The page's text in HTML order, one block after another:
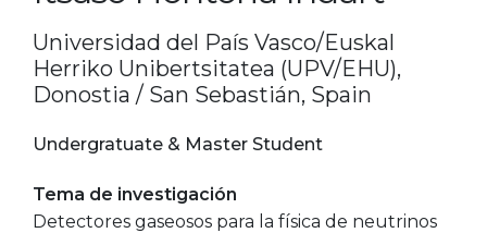
Universidad del País Vasco/Euskal
Herriko Unibertsitatea (UPV/EHU),
Donostia / San Sebastián, Spain
Undergratuate & Master Student
Tema de investigación
Detectores gaseosos para la física de neutrinos